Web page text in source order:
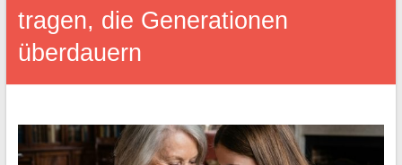
tragen, die Generationen
überdauern